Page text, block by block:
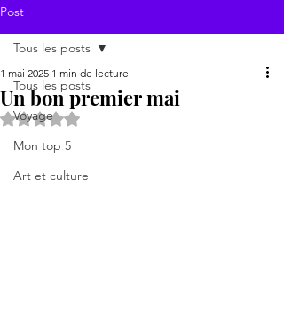
Post
Tous les posts
Voyage
Mon top 5
Art et culture
Tous les posts
Un bon premier mai
1 mai 2025 1 min de lecture
Noté NaN étoiles sur 5.